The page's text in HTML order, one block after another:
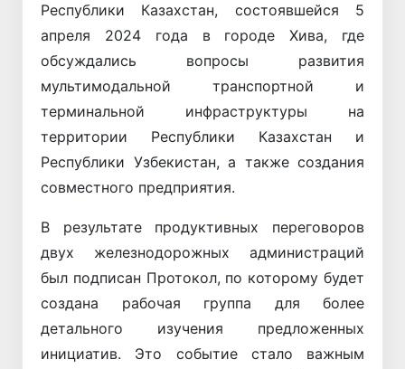
Республики Казахстан, состоявшейся 5
апреля 2024 года в городе Хива, где
обсуждались вопросы развития
мультимодальной транспортной и
терминальной инфраструктуры на
территории Республики Казахстан и
Республики Узбекистан, а также создания
совместного предприятия.
В результате продуктивных переговоров
двух железнодорожных администраций
был подписан Протокол, по которому будет
создана рабочая группа для более
детального изучения предложенных
инициатив. Это событие стало важным